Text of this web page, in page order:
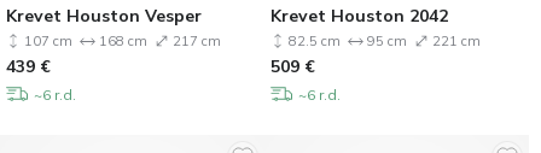
Krevet Houston Vesper
107 cm 168 cm 217 cm
439 €
~6 r.d.
Krevet Houston 2042
82.5 cm 95 cm 221 cm
509 €
~6 r.d.